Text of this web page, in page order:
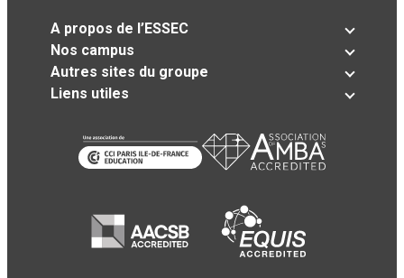
A propos de l’ESSEC
Nos campus
Autres sites du groupe
Liens utiles